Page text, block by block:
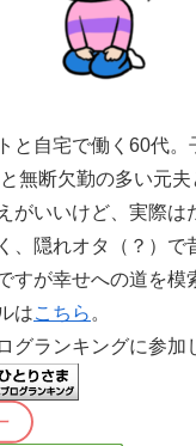
と自宅で働く60代。
無断欠勤の多い元
がいいけど、実際は
、隠れオタ（？）で
すが幸せへの道を模
はこちら 。
グランキングに参加